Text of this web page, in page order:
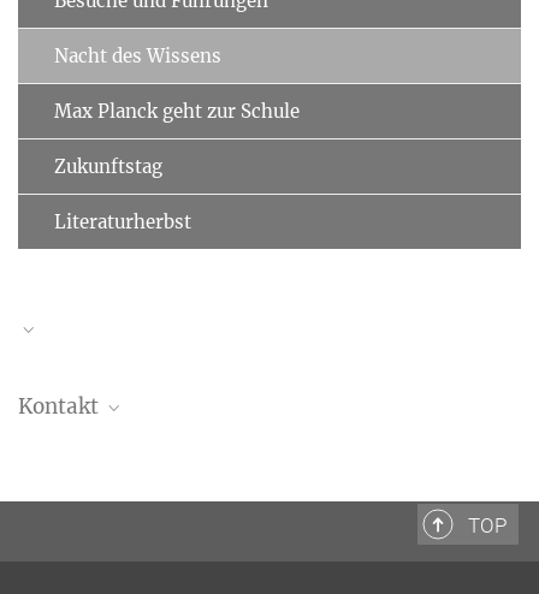
Nacht des Wissens
Max Planck geht zur Schule
Zukunftstag
Literaturherbst
Kontakt
TOP